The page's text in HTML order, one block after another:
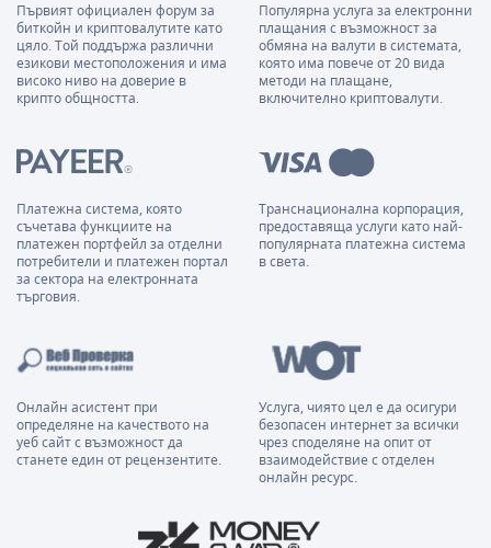
Първият официален форум за
биткойн и криптовалутите като
цяло. Той поддържа различни
езикови местоположения и има
високо ниво на доверие в
крипто общността.
Популярна услуга за електронни
плащания с възможност за
обмяна на валути в системата,
която има повече от 20 вида
методи на плащане,
включително криптовалути.
Платежна система, която
съчетава функциите на
платежен портфейл за отделни
потребители и платежен портал
за сектора на електронната
търговия.
Транснационална корпорация,
предоставяща услуги като най-
популярната платежна система
в света.
Онлайн асистент при
определяне на качеството на
уеб сайт с възможност да
станете един от рецензентите.
Услуга, чиято цел е да осигури
безопасен интернет за всички
чрез споделяне на опит от
взаимодействие с отделен
онлайн ресурс.